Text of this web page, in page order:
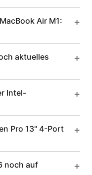
Air M1:
aktuelles
Intel-
Pro 13" 4-Port
noch auf